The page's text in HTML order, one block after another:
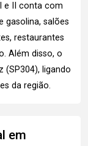
e II conta com
gasolina, salões
restaurantes
Além disso, o
(SP304), ligando
da região.
em